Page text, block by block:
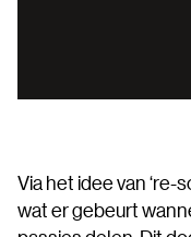
Via het idee van ‘re-
wat er gebeurt